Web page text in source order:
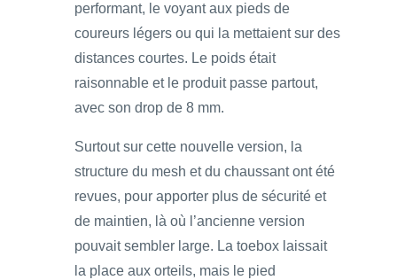
performant, le voyant aux pieds de
coureurs légers ou qui la mettaient sur des
distances courtes. Le poids était
raisonnable et le produit passe partout,
avec son drop de 8 mm.
Surtout sur cette nouvelle version, la
structure du mesh et du chaussant ont été
revues, pour apporter plus de sécurité et
de maintien, là où l’ancienne version
pouvait sembler large. La toebox laissait
la place aux orteils, mais le pied